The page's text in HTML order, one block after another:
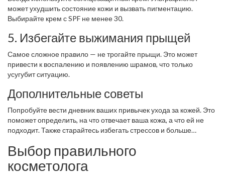
может ухудшить состояние кожи и вызвать пигментацию.
Выбирайте крем с SPF не менее 30.
5. Избегайте выжимания прыщей
Самое сложное правило — не трогайте прыщи. Это может
привести к воспалению и появлению шрамов, что только
усугубит ситуацию.
Дополнительные советы
Попробуйте вести дневник ваших привычек ухода за кожей. Это
поможет определить, на что отвечает ваша кожа, а что ей не
подходит. Также старайтесь избегать стрессов и больше
кожи.
Выбор правильного
косметолога